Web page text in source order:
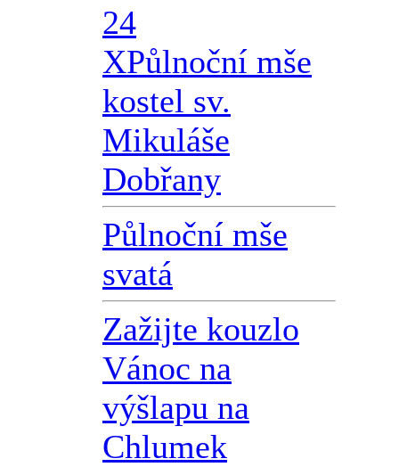
24
XPůlnoční mše
kostel sv.
Mikuláše
Dobřany
Půlnoční mše
svatá
Zažijte kouzlo
Vánoc na
výšlapu na
Chlumek